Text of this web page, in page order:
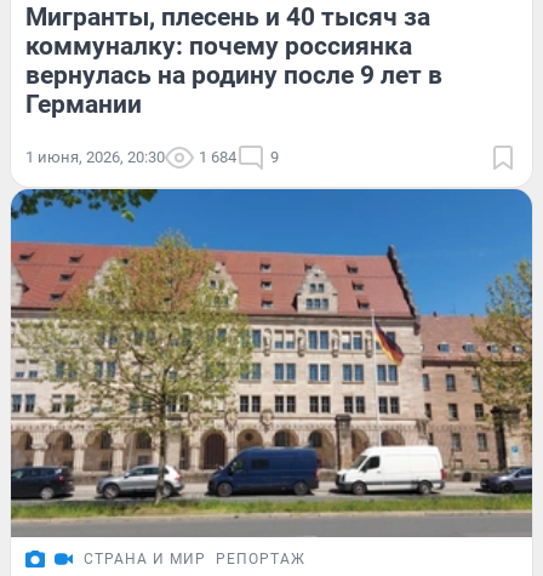
Мигранты, плесень и 40 тысяч за
коммуналку: почему россиянка
вернулась на родину после 9 лет в
Германии
1 июня, 2026, 20:30 1 684 9
СТРАНА И МИР РЕПОРТАЖ